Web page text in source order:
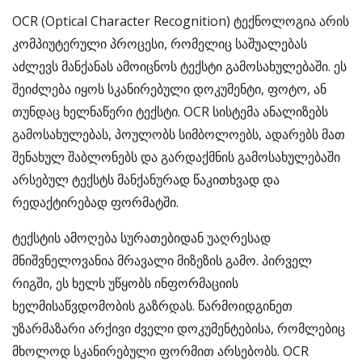
OCR (Optical Character Recognition) ტექნოლოგია არის
კომპიუტერული პროცესი, რომელიც საშუალებას
აძლევს მანქანას ამოიცნოს ტექსტი გამოსახულებაში. ეს
შეიძლება იყოს სკანირებული დოკუმენტი, ფოტო, ან
თუნდაც ხელნაწერი ტექსტი. OCR სისტემა ანალიზებს
გამოსახულებას, პოულობს სიმბოლოებს, ადარებს მათ
შენახულ შაბლონებს და გარდაქმნის გამოსახულებაში
არსებულ ტექსტს მანქანურად წაკითხვად და
რედაქტირებად ფორმატში.
ტექსტის ამოღება სურათებიდან უაღრესად
მნიშვნელოვანია მრავალი მიზეზის გამო. პირველ
რიგში, ეს ხელს უწყობს ინფორმაციის
ხელმისაწვდომობის გაზრდას. წარმოიდგინეთ
უზარმაზარი არქივი ძველი დოკუმენტებისა, რომლებიც
მხოლოდ სკანირებული ფორმით არსებობს. OCR